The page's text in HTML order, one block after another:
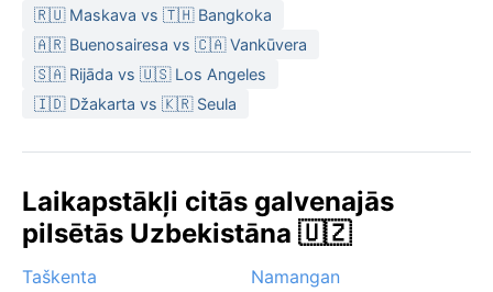
🇷🇺 Maskava vs 🇹🇭 Bangkoka
🇦🇷 Buenosairesa vs 🇨🇦 Vankūvera
🇸🇦 Rijāda vs 🇺🇸 Los Angeles
🇮🇩 Džakarta vs 🇰🇷 Seula
Laikapstākļi citās galvenajās
pilsētās Uzbekistāna 🇺🇿
Taškenta
Namangan